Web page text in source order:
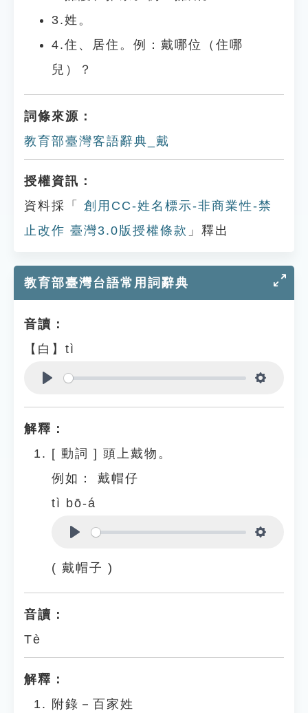
3.姓。
4.住、居住。例：戴哪位（住哪
兒）？
詞條來源：
教育部臺灣客語辭典_戴
授權資訊：
資料採「
創用CC-姓名標示-非商業性-禁
止改作 臺灣3.0版授權條款 」釋出
教育部臺灣台語常用詞辭典
音讀：
【白】tì
解釋：
[ 動詞 ] 頭上戴物。
例如：
戴帽仔
tì bō-á
( 戴帽子 )
音讀：
Tè
解釋：
附錄－百家姓